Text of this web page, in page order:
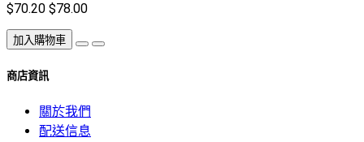
$70.20 $78.00
加入購物車
商店資訊
關於我們
配送信息